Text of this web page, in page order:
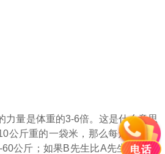
量是体重的3-6倍。这是什么意思
公斤重的一袋米，那么每走一步，
公斤；如果B先生比A先生重10公